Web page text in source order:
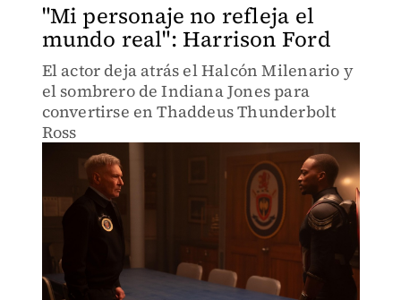
"Mi personaje no refleja el
mundo real": Harrison Ford
El actor deja atrás el Halcón Milenario y
el sombrero de Indiana Jones para
convertirse en Thaddeus Thunderbolt
Ross